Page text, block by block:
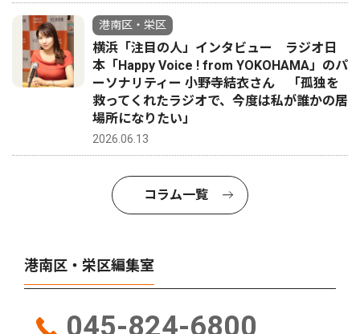
港南区・栄区
横浜「注目の人」インタビュー ラジオ日
本「Happy Voice ! from YOKOHAMA」のパ
ーソナリティー 小野寺結衣さん 「孤独を
救ってくれたラジオで、今度は私が誰かの居
場所になりたい」
2026.06.13
コラム一覧
港南区・栄区編集室
045-824-6800